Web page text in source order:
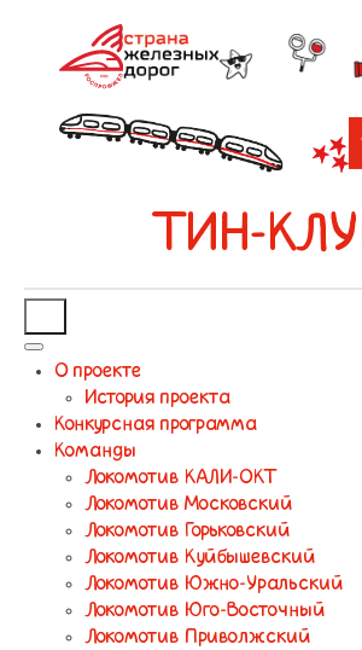
ТИН-
О проекте
История проекта
Конкурсная программа
Команды
Локомотив КАЛИ-ОКТ
Локомотив Московский
Локомотив Горьковский
Локомотив Куйбышевский
Локомотив Южно-Уральский
Локомотив Юго-Восточный
Локомотив Приволжский